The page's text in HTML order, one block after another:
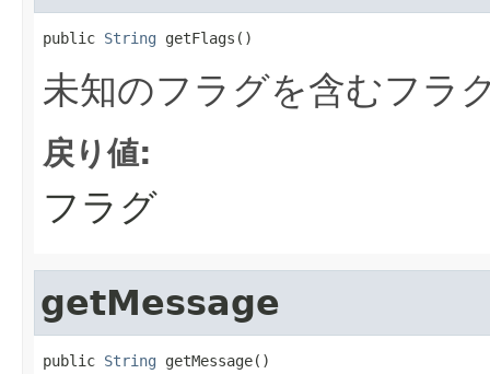
public String getFlags()
未知のフラグを含むフラ
戻り値:
フラグ
getMessage
public String getMessage()